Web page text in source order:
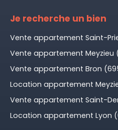
Je recherche un bien
Vente appartement Saint-
Vente appartement Meyzieu
Vente appartement Bron
Location appartement
Vente appartement Saint-
Location appartement Lyon